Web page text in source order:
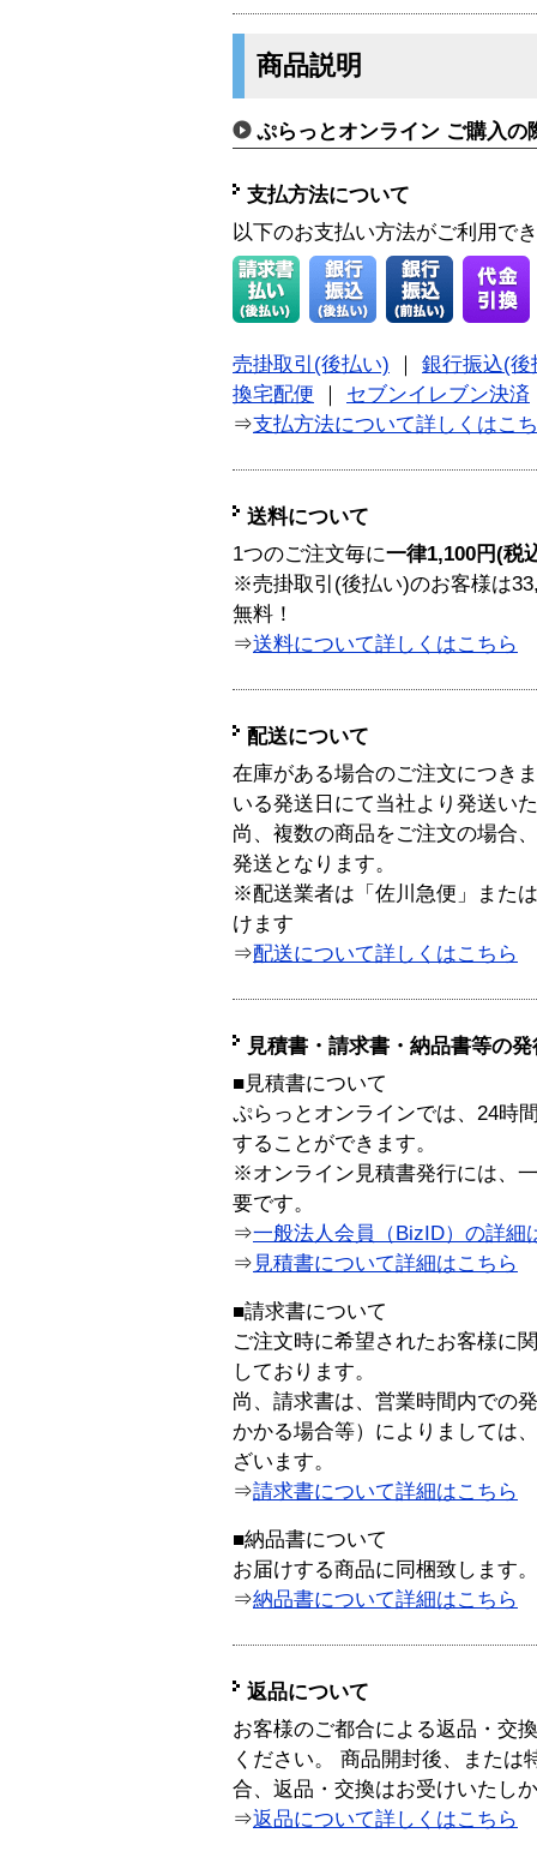
商品説明
ぷらっとオンライン ご購入の
支払方法について
以下のお支払い方法がご利用で
売掛取引(後払い)
銀行振込(後
換宅配便
セブンイレブン決済
⇒支払方法について詳しくはこ
送料について
1つのご注文毎に一律1,100円(税
※売掛取引(後払い)のお客様は
無料！
⇒送料について詳しくはこちら
配送について
在庫がある場合のご注文につき
いる発送日にて当社より発送い
尚、複数の商品をご注文の場合
発送となります。
※配送業者は「佐川急便」また
けます
⇒配送について詳しくはこちら
見積書・請求書・納品書等の
■見積書について
ぷらっとオンラインでは、24時
することができます。
※オンライン見積書発行には、
要です。
⇒一般法人会員（BizID）の詳細
⇒ 見積書について詳細はこちら
■請求書について
ご注文時に希望されたお客様に
しております。
尚、請求書は、営業時間内での
かかる場合等）によりましては
ざいます。
⇒請求書について詳細はこちら
■納品書について
お届けする商品に同梱致します。
⇒納品書について詳細はこちら
返品について
お客様のご都合による返品・交
ください。 商品開封後、または
合、返品・交換はお受けいたし
⇒返品について詳しくはこちら